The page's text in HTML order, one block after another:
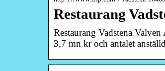
Restaurang
Restaurang Vadstena
3,7 mn kr och antalet